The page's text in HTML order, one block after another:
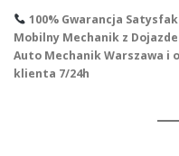
100% Gwarancja
Mobilny Mechanik z
Auto Mechanik Warszawa i
klienta 7/24h